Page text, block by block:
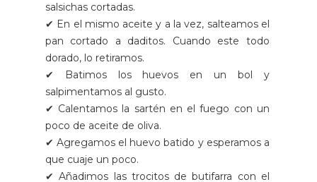
salsichas cortadas.
✔ En el mismo aceite y a la vez, salteamos el
pan cortado a daditos. Cuando este todo
dorado, lo retiramos.
✔ Batimos los huevos en un bol y
salpimentamos al gusto.
✔ Calentamos la sartén en el fuego con un
poco de aceite de oliva.
✔ Agregamos el huevo batido y esperamos a
que cuaje un poco.
✔ Añadimos las trocitos de butifarra con el